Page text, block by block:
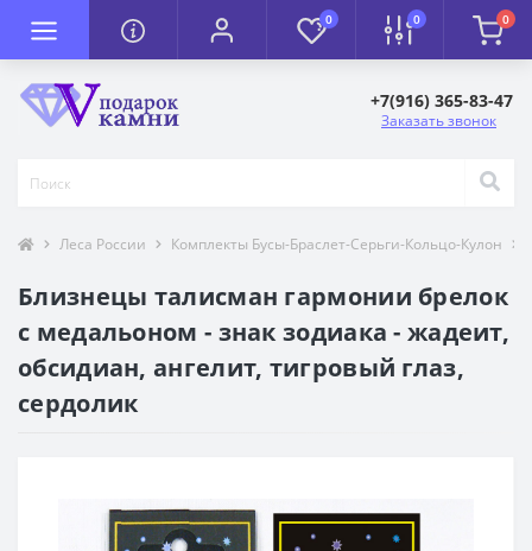
0 0 0
+7(916) 365-83-47
Заказать звонок
Леса России Комплекты Бусы-Браслет-Серьги-Кольцо-Кулон
Близнецы талисман гармонии брелок
с медальоном - знак зодиака - жадеит,
обсидиан, ангелит, тигровый глаз,
сердолик